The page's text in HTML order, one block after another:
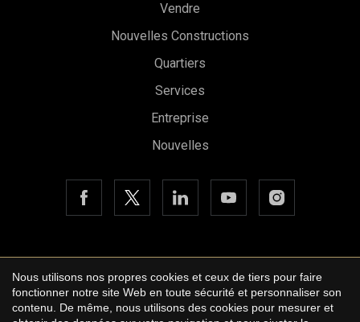
Vendre
Nouvelles Constructions
Quartiers
Services
Entreprise
Nouvelles
Avis légal
Politique de confidentialité
Nous utilisons nos propres cookies et ceux de tiers pour faire
fonctionner notre site Web en toute sécurité et personnaliser son
contenu. De même, nous utilisons des cookies pour mesurer et
Enregistrer les paramètres Tout accepter